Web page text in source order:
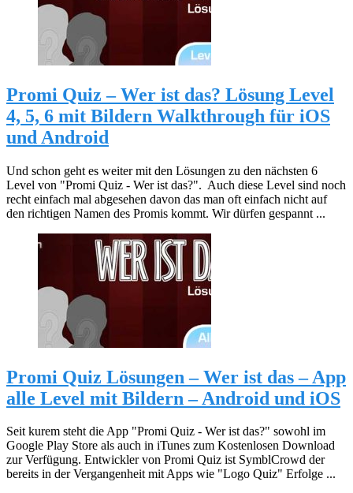
Promi Quiz – Wer ist das? Lösung Level
4, 5, 6 mit Bildern Walkthrough für iOS
und Android
Und schon geht es weiter mit den Lösungen zu den nächsten 6
Level von "Promi Quiz - Wer ist das?". Auch diese Level sind noch
recht einfach mal abgesehen davon das man oft einfach nicht auf
den richtigen Namen des Promis kommt. Wir dürfen gespannt ...
Promi Quiz Lösungen – Wer ist das – App
alle Level mit Bildern – Android und iOS
Seit kurem steht die App "Promi Quiz - Wer ist das?" sowohl im
Google Play Store als auch in iTunes zum Kostenlosen Download
zur Verfügung. Entwickler von Promi Quiz ist SymblCrowd der
bereits in der Vergangenheit mit Apps wie "Logo Quiz" Erfolge ...